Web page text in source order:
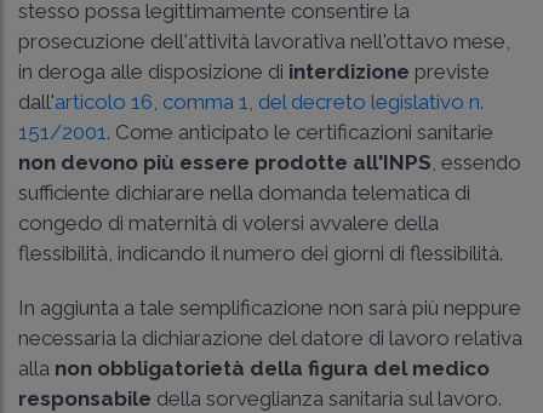
stesso possa legittimamente consentire la
prosecuzione dell'attività lavorativa nell'ottavo mese,
in deroga alle disposizione di interdizione previste
dall'articolo 16, comma 1, del decreto legislativo n.
151/2001. Come anticipato le certificazioni sanitarie
non devono più essere prodotte all'INPS, essendo
sufficiente dichiarare nella domanda telematica di
congedo di maternità di volersi avvalere della
flessibilità, indicando il numero dei giorni di flessibilità.
In aggiunta a tale semplificazione non sarà più neppure
necessaria la dichiarazione del datore di lavoro relativa
alla non obbligatorietà della figura del medico
responsabile della sorveglianza sanitaria sul lavoro.